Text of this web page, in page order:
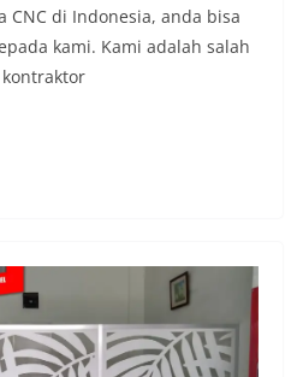
CNC di Indonesia, anda bisa
kami. Kami adalah salah